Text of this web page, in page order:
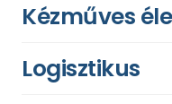
Kézműves
Logisztikus